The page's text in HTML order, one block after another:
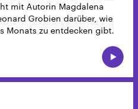
mit Autorin Magdalena
Grobien darüber, wie
Monats zu entdecken gibt.